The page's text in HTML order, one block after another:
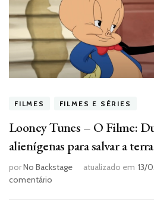
FILMES FILMES E SÉRIES
Looney Tunes – O Filme:
alienígenas para salvar a terra
porNo Backstage atualizado em 13/
comentário